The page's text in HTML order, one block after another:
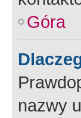
Góra
nazwy